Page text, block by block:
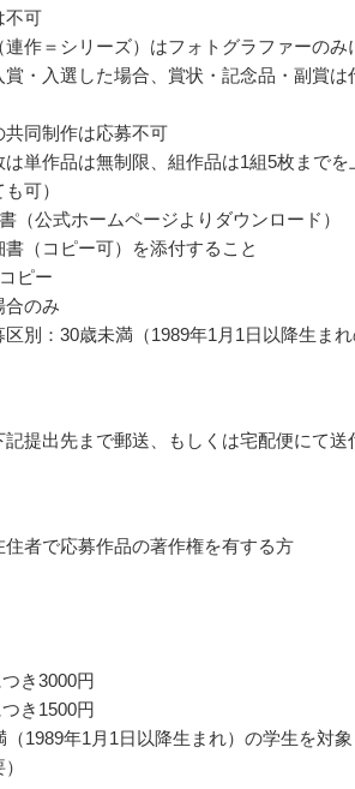
不可
作＝シリーズ）はフォトグラファーのみ
賞・入選した場合、賞状・記念品・副賞
同制作は応募不可
単作品は無制限、組作品は1組5枚まで
可）
（公式ホームページよりダウンロード）
（コピー可）を添付すること
ピー
のみ
別：30歳未満（1989年1月1日以降生まれ
記提出先まで郵送、もしくは宅配便にて送
住者で応募作品の著作権を有する方
き3000円
き1500円
1989年1月1日以降生まれ）の学生を対